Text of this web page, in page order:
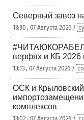
Северный завоз
13:30 , 07 Августа 2026 /
#ЧИТАЮКОРАБЕЛ
верфях и КБ 2026
13:13 , 07 Августа 2026 /
ОСК и Крыловский
комплексов
13:02 , 07 Августа 2026 /